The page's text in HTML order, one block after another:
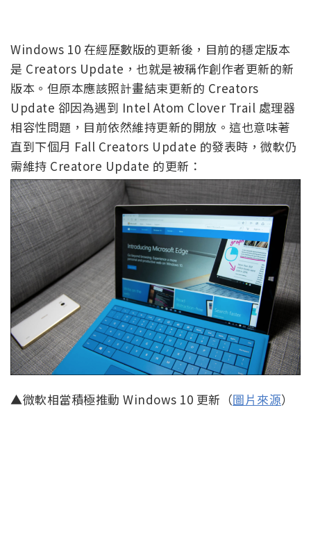
Windows 10 在經歷數版的更新後，目前的穩定版本
是 Creators Update，也就是被稱作創作者更新的新
版本。但原本應該照計畫結束更新的 Creators
Update 卻因為遇到 Intel Atom Clover Trail 處理器
相容性問題，目前依然維持更新的開放。這也意味著
直到下個月 Fall Creators Update 的發表時，微軟仍
需維持 Creatore Update 的更新：
▲微軟相當積極推動 Windows 10 更新（圖片來源）